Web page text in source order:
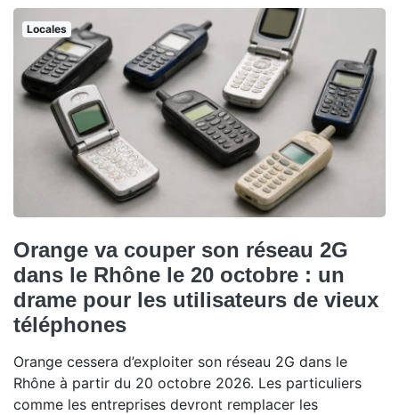
Locales
Orange va couper son réseau 2G
dans le Rhône le 20 octobre : un
drame pour les utilisateurs de vieux
téléphones
Orange cessera d’exploiter son réseau 2G dans le
Rhône à partir du 20 octobre 2026. Les particuliers
comme les entreprises devront remplacer les